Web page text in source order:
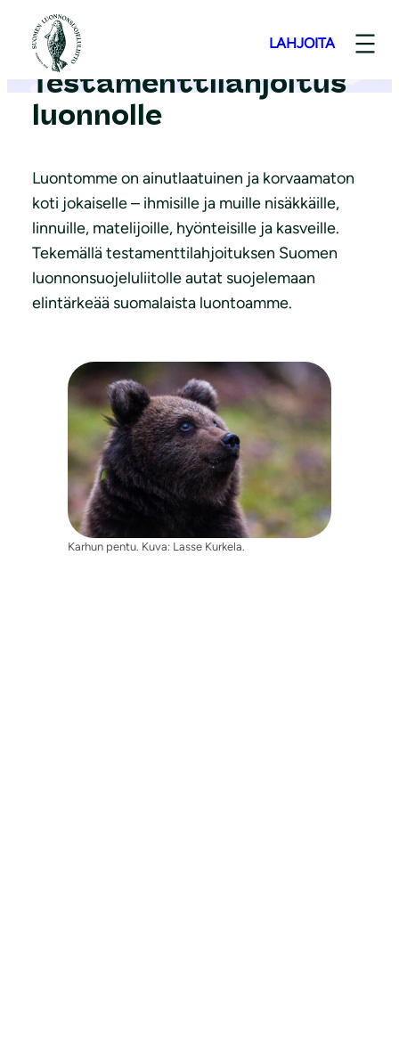
LAHJOITA
Karhun pentu. Kuva: Lasse Kurkela.
Testamenttilahjoitus
luonnolle
Luontomme on ainutlaatuinen ja korvaamaton
koti jokaiselle – ihmisille ja muille nisäkkäille,
linnuille, matelijoille, hyönteisille ja kasveille.
Tekemällä testamenttilahjoituksen Suomen
luonnonsuojeluliitolle autat suojelemaan
elintärkeää suomalaista luontoamme.